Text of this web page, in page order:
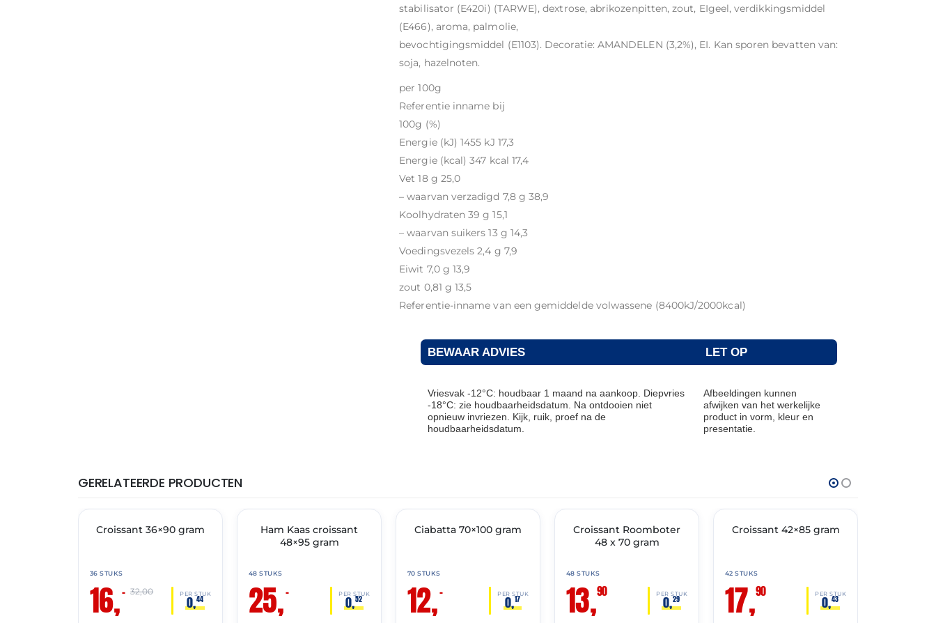
stabilisator (E420i) (TARWE), dextrose, abrikozenpitten, zout, EIgeel, verdikkingsmiddel
(E466), aroma, palmolie,
bevochtigingsmiddel (E1103). Decoratie: AMANDELEN (3,2%), EI. Kan sporen bevatten van:
soja, hazelnoten.
per 100g
Referentie inname bij
100g (%)
Energie (kJ) 1455 kJ 17,3
Energie (kcal) 347 kcal 17,4
Vet 18 g 25,0
– waarvan verzadigd 7,8 g 38,9
Koolhydraten 39 g 15,1
– waarvan suikers 13 g 14,3
Voedingsvezels 2,4 g 7,9
Eiwit 7,0 g 13,9
zout 0,81 g 13,5
Referentie-inname van een gemiddelde volwassene (8400kJ/2000kcal)
BEWAAR ADVIES LET OP
Vriesvak -12°C: houdbaar 1 maand na aankoop. Diepvries
-18°C: zie houdbaarheidsdatum. Na ontdooien niet
opnieuw invriezen. Kijk, ruik, proef na de
houdbaarheidsdatum.
Afbeeldingen kunnen
afwijken van het werkelijke
product in vorm, kleur en
presentatie.
GERELATEERDE PRODUCTEN
🔥 OP=OP
Croissant 36×90 gram
36 STUKS
16,– PER STUK
0,44
32,00
🔥 OP=OP
Ham Kaas croissant
48×95 gram
48 STUKS
25,– PER STUK
0,52
🔥 OP=OP
Ciabatta 70×100 gram
70 STUKS
12,– PER STUK
0,17
🔥 OP=OP
Croissant Roomboter
48 x 70 gram
48 STUKS
13,90 PER STUK
0,29
🔥 OP=OP
Croissant 42×85 gram
42 STUKS
17,90 PER STUK
0,43